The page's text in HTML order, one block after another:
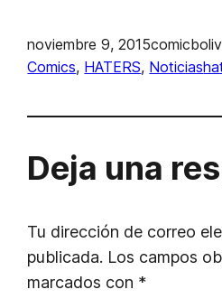
noviembre 9, 2015
Comics, HATERS, Noticias
Deja una
Tu dirección de correo
publicada. Los campos
marcados con *